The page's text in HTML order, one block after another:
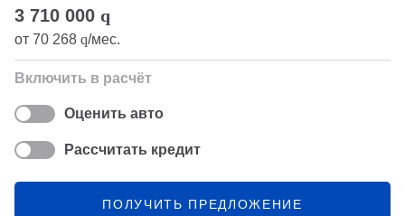
3 710 000 q
от 70 268 q/мес.
Включить в расчёт
Оценить авто
Рассчитать кредит
ПОЛУЧИТЬ ПРЕДЛОЖЕНИЕ